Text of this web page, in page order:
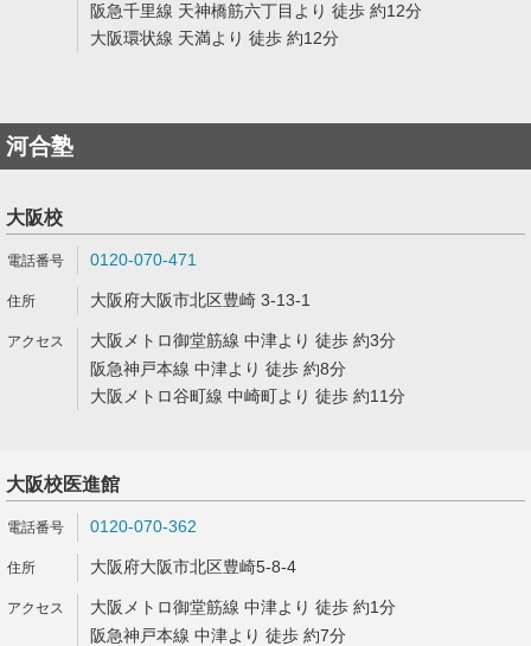
阪急千里線 天神橋筋六丁目より 徒歩 約12分
大阪環状線 天満より 徒歩 約12分
河合塾
大阪校
0120-070-471
大阪府大阪市北区豊崎 3-13-1
大阪メトロ御堂筋線 中津より 徒歩 約3分
阪急神戸本線 中津より 徒歩 約8分
大阪メトロ谷町線 中崎町より 徒歩 約11分
大阪校医進館
0120-070-362
大阪府大阪市北区豊崎5-8-4
大阪メトロ御堂筋線 中津より 徒歩 約1分
阪急神戸本線 中津より 徒歩 約7分